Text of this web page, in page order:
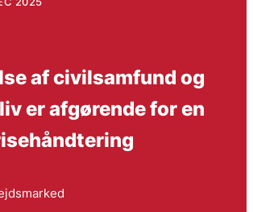
af civilsamfund og
er afgørende for en